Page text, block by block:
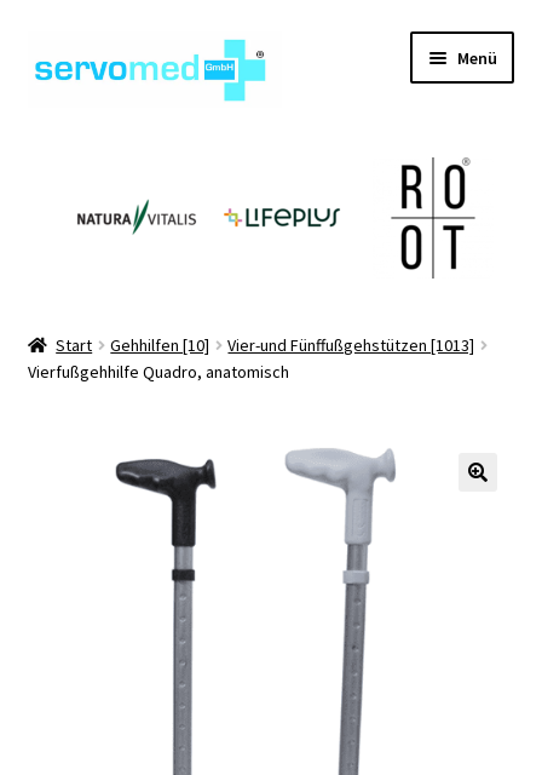
Navigation
Inhalt
Menü
öffnen
Pflegehilfsmittel
öffnen
Start Gehhilfen [10]
Vier-und Fünffußgehstützen [1013]
Vierfußgehhilfe Quadro, anatomisch